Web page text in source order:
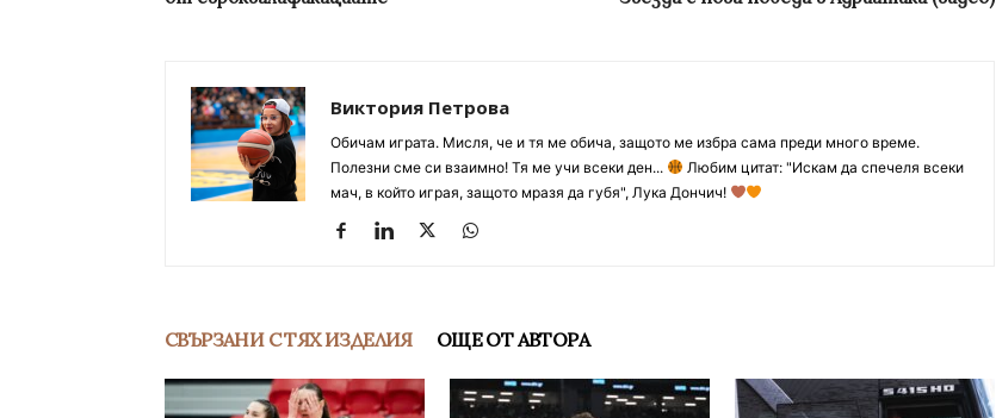
Виктория Петрова
Обичам играта. Мисля, че и тя ме обича, защото ме избра сама преди много време.
Полезни сме си взаимно! Тя ме учи всеки ден...
Любим цитат: "Искам да спечеля всеки
мач, в който играя, защото мразя да губя", Лука Дончич!
СВЪРЗАНИ С ТЯХ ИЗДЕЛИЯ ОЩЕ ОТ АВТОРА